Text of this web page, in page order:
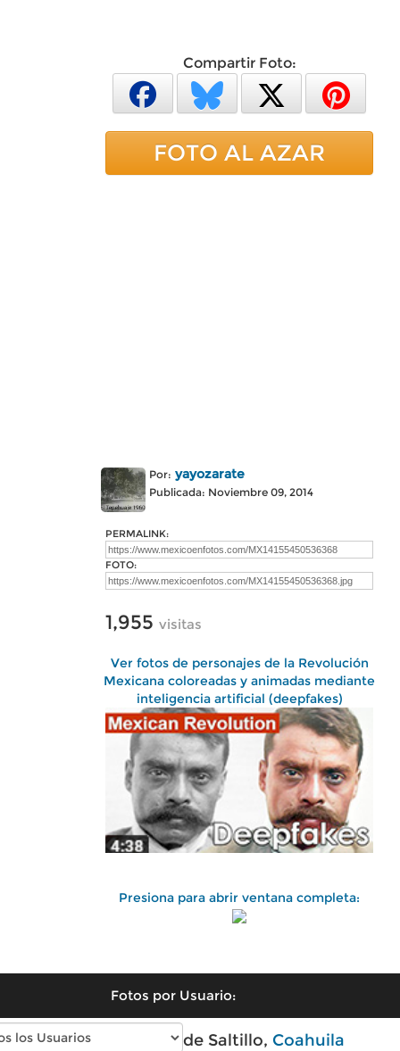
Compartir Foto:
FOTO AL AZAR
Por: yayozarate
Publicada: Noviembre 09, 2014
PERMALINK:
FOTO:
1,955 visitas
Ver fotos de personajes de la Revolución
Mexicana coloreadas y animadas mediante
inteligencia artificial (deepfakes)
Presiona para abrir ventana completa:
Fotos por Usuario:
Fotos antiguas de Saltillo, Coahuila